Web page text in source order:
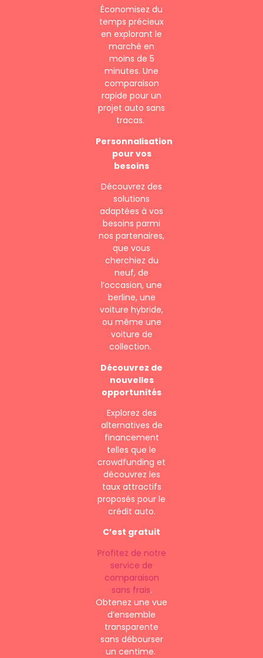
Économisez du
temps précieux
en explorant le
marché en
moins de 5
minutes. Une
comparaison
rapide pour un
projet auto sans
tracas.
Personnalisation
pour vos
besoins
Découvrez des
solutions
adaptées à vos
besoins parmi
nos partenaires,
que vous
cherchiez du
neuf, de
l’occasion, une
berline, une
voiture hybride,
ou même une
voiture de
collection.
Découvrez de
nouvelles
opportunités
Explorez des
alternatives de
financement
telles que le
crowdfunding et
découvrez les
taux attractifs
proposés pour le
crédit auto.
C’est gratuit
Profitez de notre
service de
comparaison
sans frais.
Obtenez une vue
d’ensemble
transparente
sans débourser
un centime.